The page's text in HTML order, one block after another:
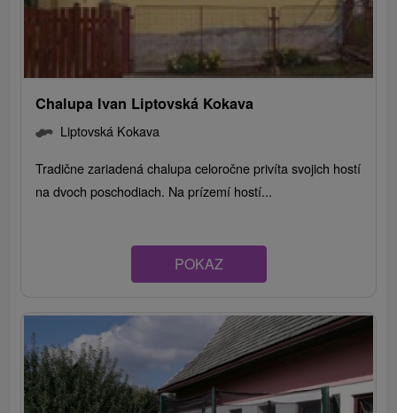
Chalupa Ivan Liptovská Kokava
Liptovská Kokava
Tradične zariadená chalupa celoročne privíta svojich hostí
na dvoch poschodiach. Na prízemí hostí...
POKAZ